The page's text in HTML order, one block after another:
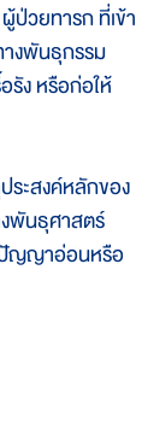
ป่วยทารก ที่เข้า
างพันธุกรรม
รัง หรือก่อให้
ะสงค์หลักของ
งพันธุศาสตร์
ปัญญาอ่อนหรือ